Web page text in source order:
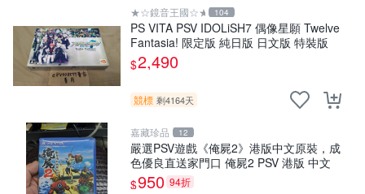
★☆鏡音王國☆★ 104
PS VITA PSV IDOLiSH7 偶像星願 Twelve
Fantasia! 限定版 純日版 日文版 特裝版
$2,490
競標 剩4164天
嘉藏珍品 12
嚴選PSV遊戲《俺屍2》港版中文原裝，成
色優良直送家門口 俺屍2 PSV 港版 中文
$950 94折